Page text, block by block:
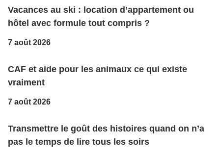
Vacances au ski : location d’appartement ou
hôtel avec formule tout compris ?
7 août 2026
CAF et aide pour les animaux ce qui existe
vraiment
7 août 2026
Transmettre le goût des histoires quand on n’a
pas le temps de lire tous les soirs